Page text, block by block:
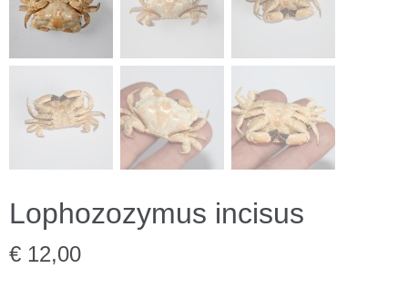
Lophozozymus incisus
€ 12,00